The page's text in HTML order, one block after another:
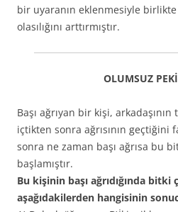
bir uyaranın eklenmesiyle birlikte
olasılığını arttırmıştır.
OLUMSUZ
Başı ağrıyan bir kişi,
içtikten sonra ağrısının geçtiğini
sonra ne zaman başı ağrısa bu
başlamıştır.
Bu kişinin başı ağrıdığında bitki
aşağıdakilerden hangisinin